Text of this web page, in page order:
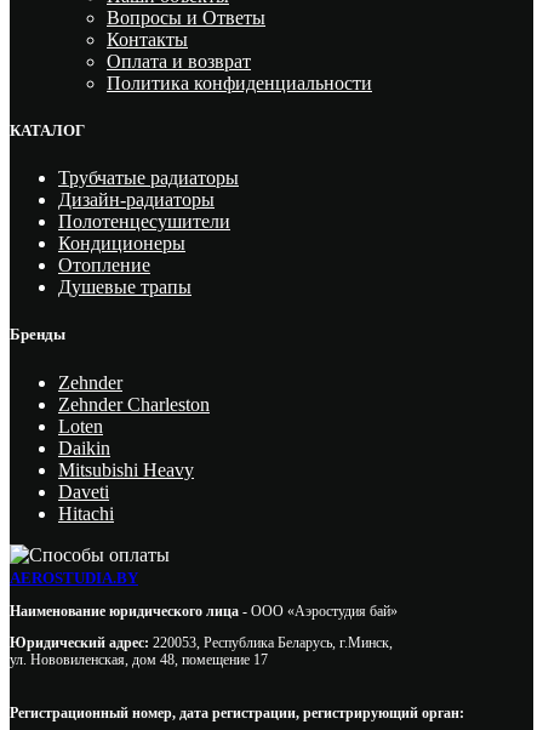
Вопросы и Ответы
Контакты
Оплата и возврат
Политика конфиденциальности
КАТАЛОГ
Трубчатые радиаторы
Дизайн-радиаторы
Полотенцесушители
Кондиционеры
Отопление
Душевые трапы
Бренды
Zehnder
Zehnder Charleston
Loten
Daikin
Mitsubishi Heavy
Daveti
Hitachi
AEROSTUDIA.BY
Наименование юридического лица - ООО «Аэростудия бай»
Юридический адрес: 220053, Республика Беларусь, г.Минск,
ул. Нововиленская, дом 48, помещение 17
Регистрационный номер, дата регистрации, регистрирующий орган: